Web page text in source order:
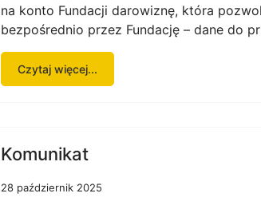
na konto Fundacji darowiznę, która
bezpośrednio przez Fundację – dane do
Czytaj więcej...
Komunikat
28 październik 2025